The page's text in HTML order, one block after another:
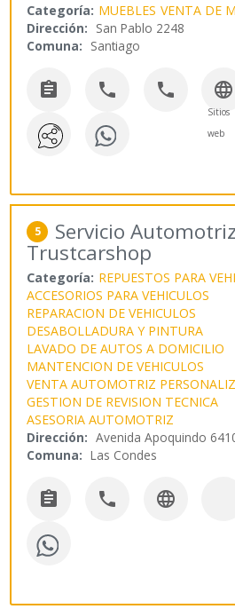
Categoría: MUEBLES VENTA DE
Dirección: San Pablo 2248
Comuna: Santiago
   
Sitios
web
5 Servicio Automotriz
Trustcarshop
Categoría: REPUESTOS PARA
ACCESORIOS PARA VEHICULOS
REPARACION DE VEHICULOS
DESABOLLADURA Y PINTURA
LAVADO DE AUTOS A DOMICILIO
MANTENCION DE VEHICULOS
VENTA AUTOMOTRIZ
GESTION DE REVISION TECNICA
ASESORIA AUTOMOTRIZ
Dirección: Avenida Apoquindo
Comuna: Las Condes
  